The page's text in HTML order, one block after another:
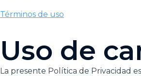
Términos de uso
Uso de
La presente Política de Privacidad